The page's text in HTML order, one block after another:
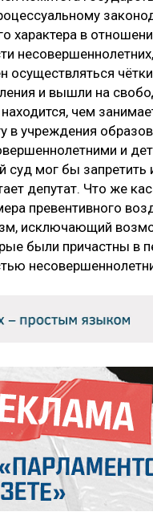
характера в
и вышли на
находится, чем
в учреждения
и
суд мог бы
депутат. Что же
превентивного
исключающий
были причастны в